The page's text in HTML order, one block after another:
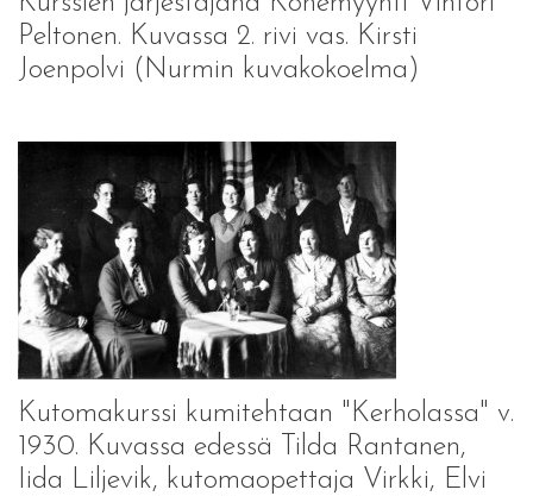
Peltonen. Kuvassa 2. rivi vas. Kirsti
Joenpolvi (Nurmin kuvakokoelma)
Kutomakurssi kumitehtaan "Kerholassa" v.
1930. Kuvassa edessä Tilda Rantanen,
Iida Liljevik, kutomaopettaja Virkki, Elvi